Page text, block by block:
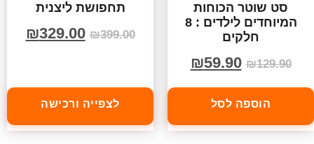
סט שוטר הכוחות
המיוחדים לילדים : 8
חלקים
₪129.90
₪59.90
הוספה לסל
תחפושת ליצנית
₪399.00
₪329.00
לצפייה ורכישה